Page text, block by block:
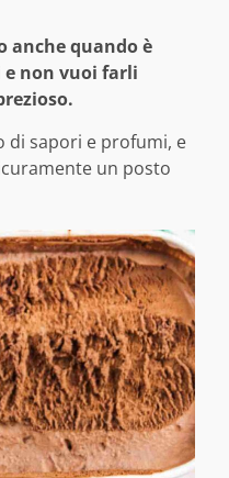
anche quando è
non vuoi farli
di sapori e profumi, e
un posto